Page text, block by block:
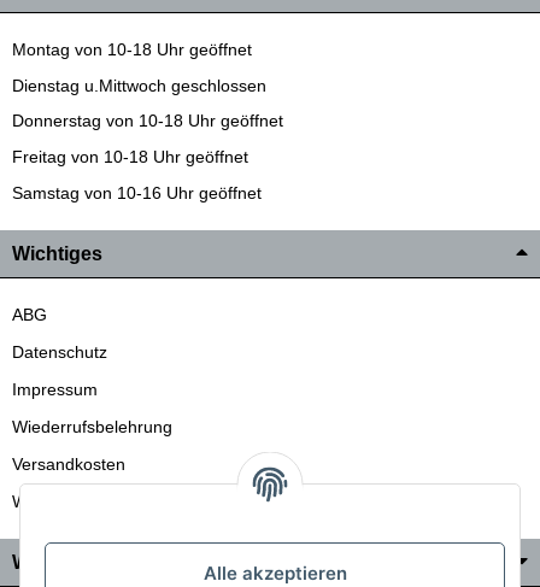
Montag von 10-18 Uhr geöffnet
Dienstag u.Mittwoch geschlossen
Donnerstag von 10-18 Uhr geöffnet
Freitag von 10-18 Uhr geöffnet
Samstag von 10-16 Uhr geöffnet
Wichtiges
ABG
Datenschutz
Impressum
Wiederrufsbelehrung
Versandkosten
Wir liefern auch in die Schweiz
Wo Sie uns finden Alle akzeptieren